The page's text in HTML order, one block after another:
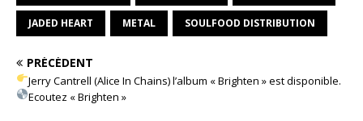
JADED HEART METAL SOULFOOD DISTRIBUTION
PRÉCÉDENT
Jerry Cantrell (Alice In Chains) l’album « Brighten » est disponible.
Ecoutez « Brighten »